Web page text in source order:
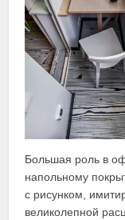
Большая роль в
напольному
с рисунком,
великолепной